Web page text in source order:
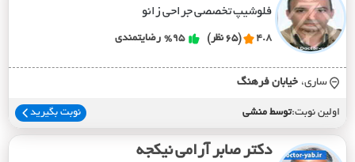
فلوشیپ تخصصی جراحی زانو
4.8 (65 نظر) %95 رضایتمندی
ساری، خيابان فرهنگ
اولین نوبت:توسط منشی نوبت بگیرید
دکتر صابر آرامی نیکجه